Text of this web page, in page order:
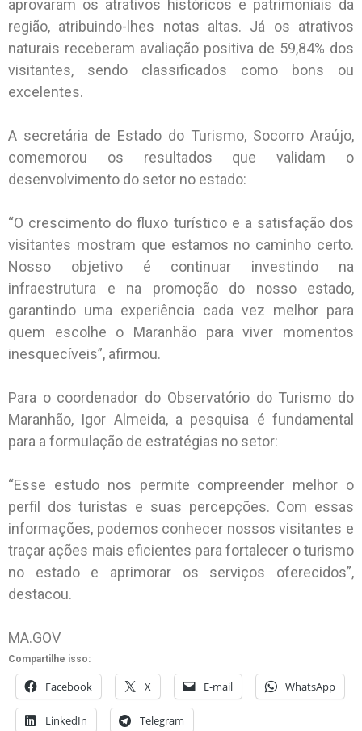
aprovaram os atrativos históricos e patrimoniais da
região, atribuindo-lhes notas altas. Já os atrativos
naturais receberam avaliação positiva de 59,84% dos
visitantes, sendo classificados como bons ou
excelentes.
A secretária de Estado do Turismo, Socorro Araújo,
comemorou os resultados que validam o
desenvolvimento do setor no estado:
“O crescimento do fluxo turístico e a satisfação dos
visitantes mostram que estamos no caminho certo.
Nosso objetivo é continuar investindo na
infraestrutura e na promoção do nosso estado,
garantindo uma experiência cada vez melhor para
quem escolhe o Maranhão para viver momentos
inesquecíveis”, afirmou.
Para o coordenador do Observatório do Turismo do
Maranhão, Igor Almeida, a pesquisa é fundamental
para a formulação de estratégias no setor:
“Esse estudo nos permite compreender melhor o
perfil dos turistas e suas percepções. Com essas
informações, podemos conhecer nossos visitantes e
traçar ações mais eficientes para fortalecer o turismo
no estado e aprimorar os serviços oferecidos”,
destacou.
MA.GOV
Compartilhe isso:
Facebook X E-mail WhatsApp
LinkedIn Telegram